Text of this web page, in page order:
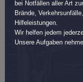
bei Notfällen aller Art
Brände,
Hilfeleistungen.
Wir helfen jedem
Unsere Aufgaben